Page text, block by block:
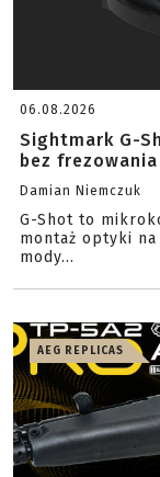
06.08.2026
Sightmark G-
bez
Damian Niemczuk
G-Shot to
montaż optyki
mody...
AEG REPLICAS